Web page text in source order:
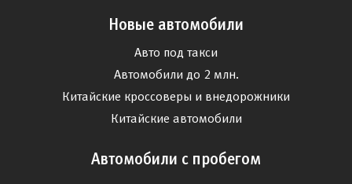
Новые автомобили
Авто под такси
Автомобили до 2 млн.
Китайские кроссоверы и внедорожники
Китайские автомобили
Автомобили с пробегом